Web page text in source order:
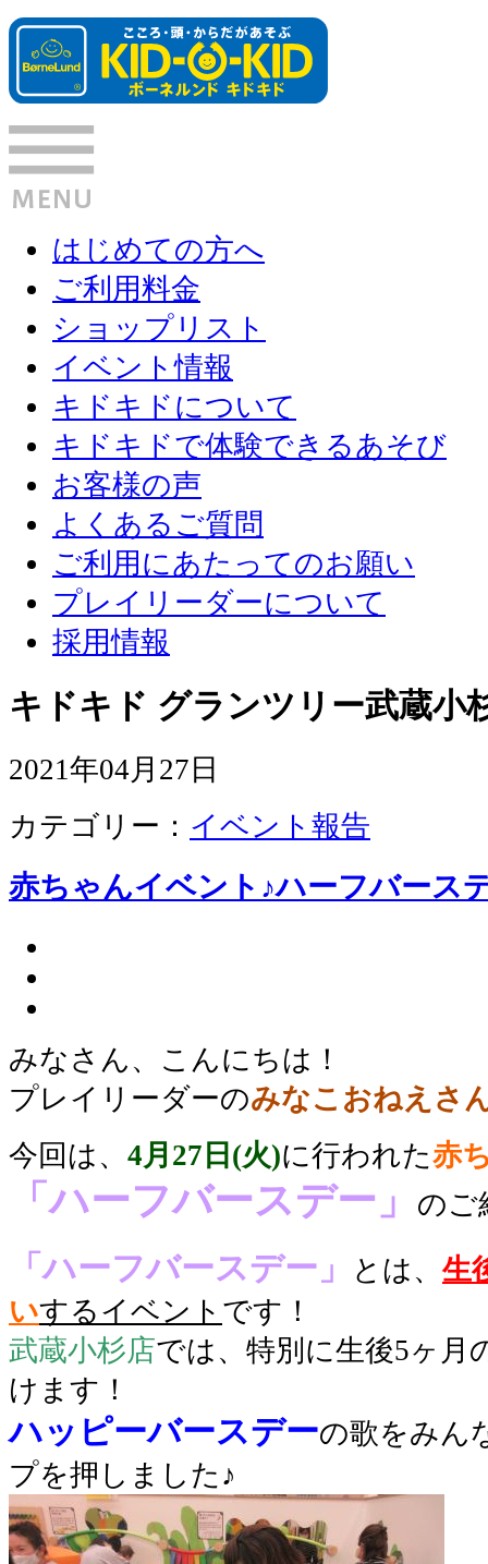
はじめての方へ
ご利用料金
ショップリスト
イベント情報
キドキドについて
キドキドで体験できるあそび
お客様の声
よくあるご質問
ご利用にあたってのお願い
プレイリーダーについて
採用情報
キドキド グランツリー武蔵小
2021年04月27日
カテゴリー： イベント報告
赤ちゃんイベント♪ハーフバース
みなさん、こんにちは！
プレイリーダーのみなこおねえさ
今回は、 4月27日(火)に行われた赤
「ハーフバースデー」 のご
「ハーフバースデー」 とは、 生
いする イベント です！
武蔵小杉店では、特別に生後5ヶ月
けます！
ハッピーバースデーの歌をみん
プを押しました♪